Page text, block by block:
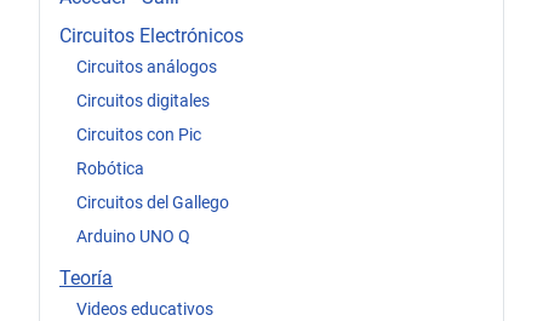
Circuitos Electrónicos
Circuitos análogos
Circuitos digitales
Circuitos con Pic
Robótica
Circuitos del Gallego
Arduino UNO Q
Teoría
Videos educativos